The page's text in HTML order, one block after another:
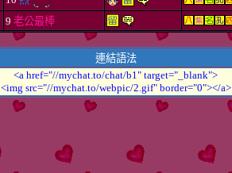
9 老公最棒
連結語法
<a href="//mychat.to/chat/b1" target="_blank">
<img src="//mychat.to/webpic/2.gif" border="0"></a>